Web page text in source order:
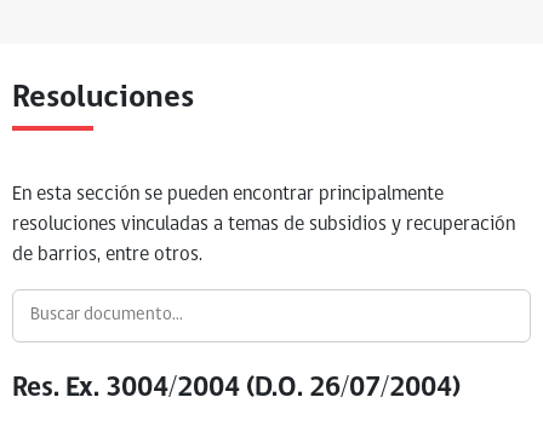
Resoluciones
En esta sección se pueden encontrar principalmente
resoluciones vinculadas a temas de subsidios y recuperación
de barrios, entre otros.
Res. Ex. 3004/2004 (D.O. 26/07/2004)